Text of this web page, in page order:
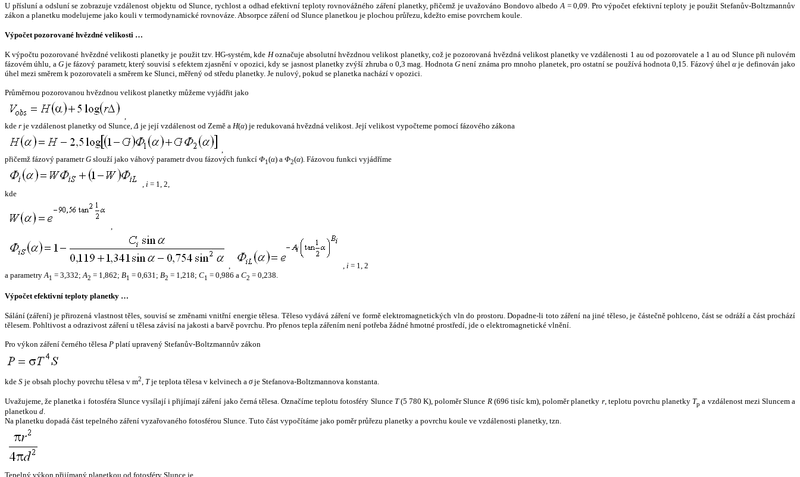
U přísluní a odsluní se zobrazuje vzdálenost objektu od Slunce, rychlost a odhad efektivní teploty rovnovážného záření planetky, přičemž je uvažováno Bondovo albedo A = 0,09. Pro výpočet efektivní teploty je použit Stefanův-Boltzmannův
zákon a planetku modelujeme jako kouli v termodynamické rovnováze. Absorpce záření od Slunce planetkou je plochou průřezu, kdežto emise povrchem koule.
Výpočet pozorované hvězdné velikosti …
K výpočtu pozorované hvězdné velikosti planetky je použit tzv. HG-systém, kde Hoznačuje absolutní hvězdnou velikost planetky, což je pozorovaná hvězdná velikost planetky ve vzdálenosti 1 au od pozorovatele a 1 au od Slunce při nulovém
fázovém úhlu, a Gje fázový parametr, který souvisí s efektem zjasnění v opozici, kdy se jasnost planetky zvýší zhruba o 0,3 mag. HodnotaG není známa pro mnoho planetek, pro ostatní se používá hodnota 0,15. Fázový úhelα je definován jako
úhel mezi směrem k pozorovateli a směrem ke Slunci, měřený od středu planetky. Je nulový, pokud se planetka nachází v opozici.
Průměrnou pozorovanou hvězdnou velikost planetky můžeme vyjádřit jako
,
kde r je vzdálenost planetky od Slunce,Δ je její vzdálenost od Země a H(α) je redukovaná hvězdná velikost. Její velikost vypočteme pomocí fázového zákona
,
přičemž fázový parametrG slouží jako váhový parametr dvou fázových funkcí Φ1(α) a Φ2(α). Fázovou funkci vyjádříme
, i = 1, 2,
kde
,
, , i = 1, 2
a parametryA1 = 3,332;A2 = 1,862; B1 = 0,631; B2 = 1,218; C1 = 0,986 a C2 = 0,238.
Výpočet efektivní teploty planetky …
Sálání (záření) je přirozená vlastnost těles, souvisí se změnami vnitřní energie tělesa. Těleso vydává záření ve formě elektromagnetických vln do prostoru. Dopadne-li toto záření na jiné těleso, je částečně pohlceno, část se odráží a část prochází
tělesem. Pohltivost a odrazivost záření u tělesa závisí na jakosti a barvě povrchu. Pro přenos tepla zářením není potřeba žádné hmotné prostředí, jde o elektromagnetické vlnění.
Pro výkon záření černého tělesa P platí upravený Stefanův-Boltzmannův zákon
kde S je obsah plochy povrchu tělesa v m2, Tje teplota tělesa v kelvinech a σje Stefanova-Boltzmannova konstanta.
Uvažujeme, že planetka i fotosféra Slunce vysílají i přijímají záření jako černá tělesa. Označíme teplotu fotosféry Slunce T(5 780 K), poloměr Slunce R(696 tisíc km), poloměr planetky r, teplotu povrchu planetky Tp a vzdálenost mezi Sluncem a
planetkou d.
Na planetku dopadá část tepelného záření vyzařovaného fotosférou Slunce. Tuto část vypočítáme jako poměr průřezu planetky a povrchu koule ve vzdálenosti planetky, tzn.
Tepelný výkon přijímaný planetkou od fotosféry Slunce je